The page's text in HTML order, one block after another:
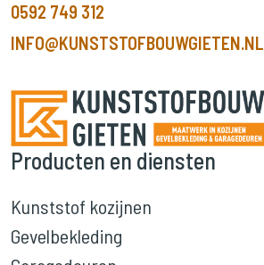
0592 749 312
INFO@KUNSTSTOFBOUWGIETEN.NL
Producten en diensten
Kunststof kozijnen
Gevelbekleding